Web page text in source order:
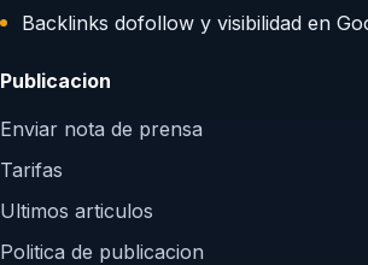
Backlinks dofollow y visibilidad en
Publicacion
Enviar nota de prensa
Tarifas
Ultimos articulos
Politica de publicacion